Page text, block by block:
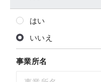
はい
いいえ
事業所名